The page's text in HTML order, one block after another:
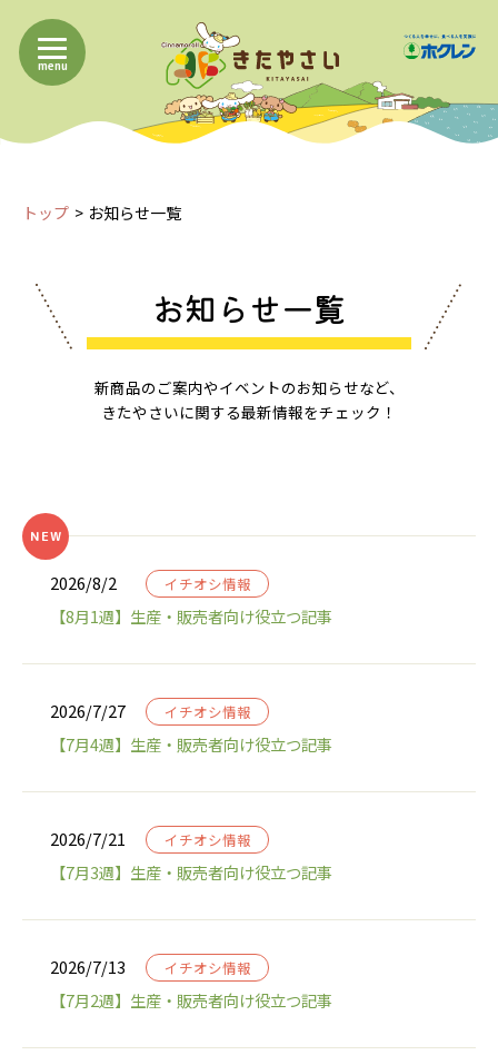
menu
トップ お知らせ一覧
お知らせ一覧
新商品のご案内やイベントのお知らせなど、
きたやさいに関する最新情報をチェック！
2026/8/2 イチオシ情報
【8月1週】生産・販売者向け役立つ記事
2026/7/27 イチオシ情報
【7月4週】生産・販売者向け役立つ記事
2026/7/21 イチオシ情報
【7月3週】生産・販売者向け役立つ記事
2026/7/13 イチオシ情報
【7月2週】生産・販売者向け役立つ記事